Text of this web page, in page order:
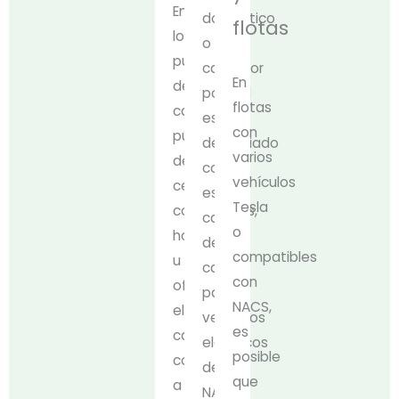
En
los
puntos
de
carga
públicos
de
centros
comerciales,
hoteles
u
oficinas,
el
cable
conectado
a
doméstico
o
cargador
portátil
es
demasiado
corto,
este
cable
de
carga
para
vehículos
eléctricos
de
NACS
flotas
En
flotas
con
varios
vehículos
Tesla
o
compatibles
con
NACS,
es
posible
que